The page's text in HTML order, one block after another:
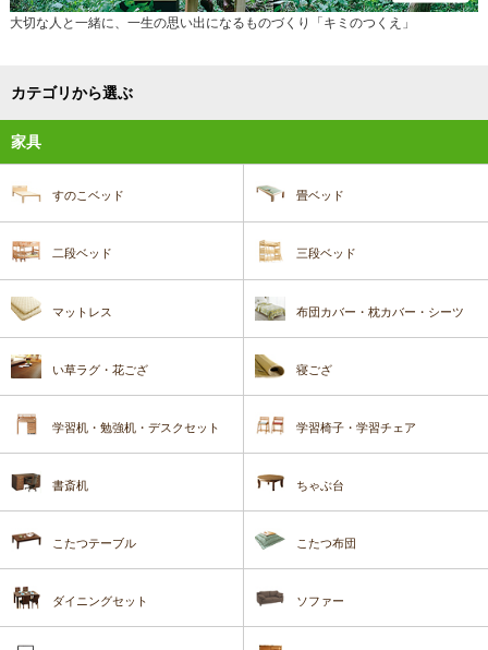
大切な人と一緒に、一生の思い出になるものづくり「キミのつくえ」
カテゴリから選ぶ
家具
すのこベッド 畳ベッド
二段ベッド 三段ベッド
マットレス 布団カバー・枕カバー・シーツ
い草ラグ・花ござ 寝ござ
学習机・勉強机・デスクセット 学習椅子・学習チェア
書斎机 ちゃぶ台
こたつテーブル こたつ布団
ダイニングセット ソファー